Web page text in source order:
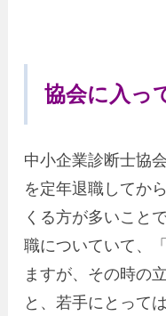
協会に入っ
中小企業診断士協
を定年退職してか
くる方が多いこと
職についていて、
ますが、その時の
と、若手にとって